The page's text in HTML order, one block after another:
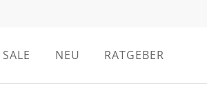
SALE NEU RATGEBER